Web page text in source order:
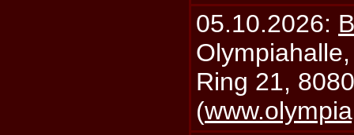
05.10.2026:
Ring 21,
(